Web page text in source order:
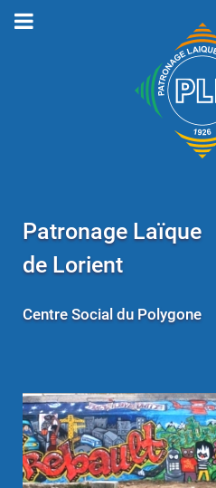
Patronage Laïque
de Lorient
Centre Social du Polygone